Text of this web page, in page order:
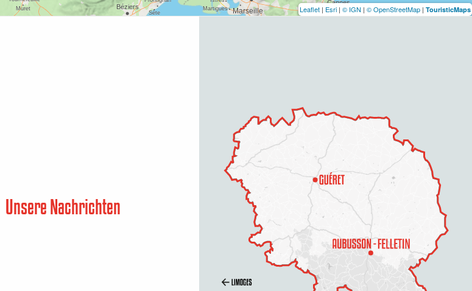
Leaflet | Esri | © IGN | © OpenStreetMap | TouristicMaps
Unsere Nachrichten